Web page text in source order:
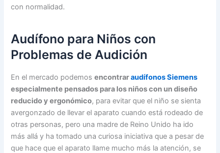
con normalidad.
Audífono para Niños con
Problemas de Audición
En el mercado podemosencontraraudífonos Siemens
especialmente pensados para los niños con un diseño
reducido y ergonómico, para evitar que el niño se sienta
avergonzado de llevar el aparato cuando está rodeado de
otras personas, pero una madre de Reino Unido ha ido
más allá y ha tomado una curiosa iniciativa que a pesar de
que hace que el aparato llame mucho más la atención, se